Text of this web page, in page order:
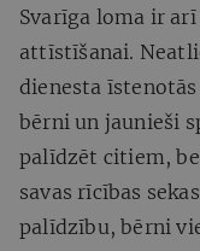
Svarīga loma ir
attīstīšanai.
dienesta
bērni un jaunieši
palīdzēt citiem,
savas rīcības
palīdzību, bērni